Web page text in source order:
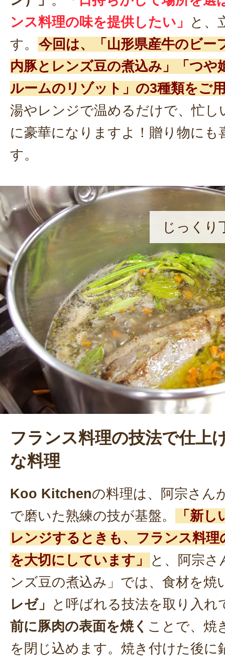
ンス料理の味を提供したい」
と、
す。 今回は、「山形県産牛のビー
内豚とレンズ豆の煮込み」「つや
ルームのリゾット」の3種類をご
湯やレンジで温めるだけで、忙し
に豪華になりますよ！贈り物にも
す。
じっくり
フランス料理の技法で仕上
な料理
Koo Kitchenの料理は、阿宗さん
で磨いた熟練の技が基盤。
「新
レンジするときも、フランス料理
を大切にしています」
と、阿宗さ
ンズ豆の煮込み」では、食材を焼
レゼ」
と呼ばれる技法を取り入れ
前に豚肉の表面を焼く ことで、焼
を閉じ込めます。焼き付けた後に